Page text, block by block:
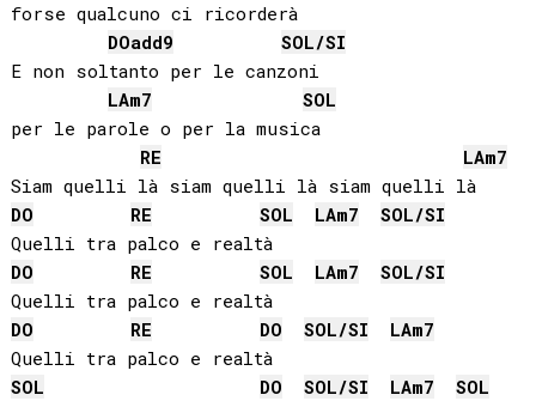
forse qualcuno ci ricorderà
DOadd9 SOL/SI
E non soltanto per le canzoni
LAm7
SOL
per le parole o per la musica
RE
LAm7
Siam quelli là siam quelli là siam quelli là
DO
RE SOL LAm7 SOL/SI
Quelli tra palco e realtà
DO
RE SOL LAm7 SOL/SI
Quelli tra palco e realtà
DO
RE DO SOL/SI LAm7
Quelli tra palco e realtà
SOL
DO SOL/SI LAm7
SOL